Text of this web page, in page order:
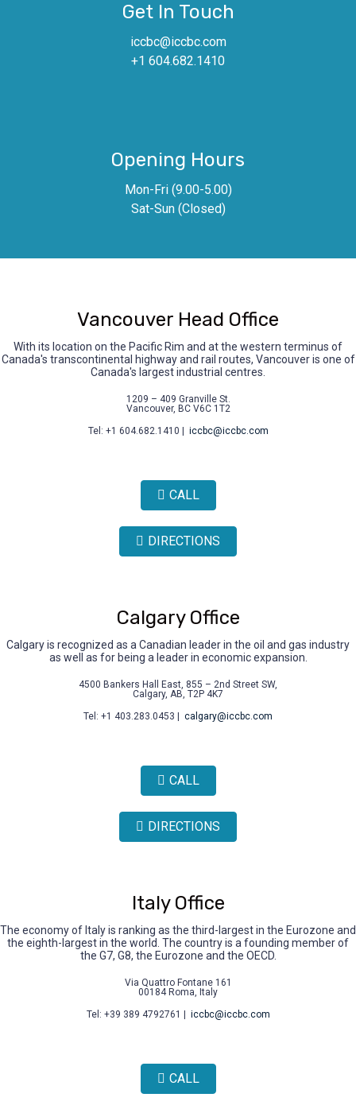
Get In Touch
iccbc@iccbc.com
+1 604.682.1410
Opening Hours
Mon-Fri (9.00-5.00)
Sat-Sun (Closed)
Vancouver Head Office
With its location on the Pacific Rim and at the western terminus of
Canada's transcontinental highway and rail routes, Vancouver is one of
Canada's largest industrial centres.
1209 – 409 Granville St.
Vancouver, BC V6C 1T2
Tel: +1 604.682.1410 |
iccbc@iccbc.com
CALL
DIRECTIONS
Calgary Office
Calgary is recognized as a Canadian leader in the oil and gas industry
as well as for being a leader in economic expansion.
4500 Bankers Hall East, 855 – 2nd Street SW,
Calgary, AB, T2P 4K7
Tel: +1 403.283.0453 |
calgary@iccbc.com
CALL
DIRECTIONS
Italy Office
The economy of Italy is ranking as the third-largest in the Eurozone and
the eighth-largest in the world. The country is a founding member of
the G7, G8, the Eurozone and the OECD.
Via Quattro Fontane 161
00184 Roma, Italy
Tel: +39 389 4792761 |
iccbc@iccbc.com
CALL